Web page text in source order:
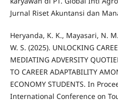
Jurnal Riset Akuntansi dan
Heryanda, K. K., Mayasari, N.
W. S. (2025). UNLOCKING
MEDIATING ADVERSITY
TO CAREER ADAPTABILITY
ECONOMY STUDENTS. In
International Conference on